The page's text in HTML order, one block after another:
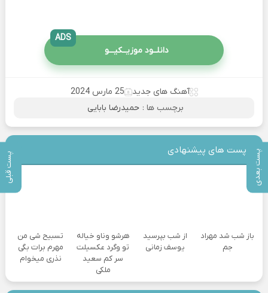
پست بعدی پست قبلی
دانلــود موزیــکیـــو
ADS
آهنگ های جدید
25 مارس 2024
برچسب ها : حمیدرضا بابایی
پست های پیشنهادی
باز شب شد مهراد
جم
از شب بپرسید
یوسف زمانی
هرشو وناو خیاله
تو وگرد عکسیلت
سر کم سعید
ملکی
تسبیح شی من
مهرم برات بگی
نذری میخوام